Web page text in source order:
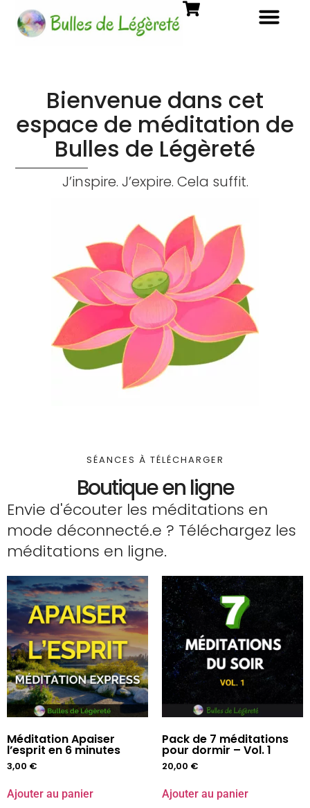
Bienvenue dans cet
espace de méditation de
Bulles de Légèreté
J’inspire. J’expire. Cela suffit.
SÉANCES À TÉLÉCHARGER
Boutique en ligne
Envie d'écouter les méditations en
mode déconnecté.e ? Téléchargez les
méditations en ligne.
Méditation Apaiser
l’esprit en 6 minutes
3,00 €
Ajouter au panier
Pack de 7 méditations
pour dormir – Vol. 1
20,00 €
Ajouter au panier